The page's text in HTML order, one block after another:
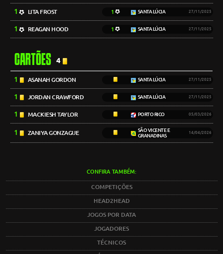
1 LITA FROST 1 SANTA LÚCIA 27/11/2025
1 REAGAN HOOD 1 SANTA LÚCIA 27/11/2025
CARTÕES 4
1 ASANAH GORDON SANTA LÚCIA 27/11/2025
1 JORDAN CRAWFORD SANTA LÚCIA 27/11/2025
1 MACKIESH TAYLOR PORTO RICO 05/03/2026
1 ZANIYA GONZAGUE
SÃO VICENTE E
GRANADINAS
14/04/2026
CONFIRA TAMBÉM:
COMPETIÇÕES
HEAD2HEAD
JOGOS POR DATA
JOGADORES
TÉCNICOS